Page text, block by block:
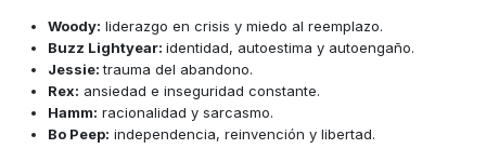
Woody: liderazgo en crisis y miedo al reemplazo.
Buzz Lightyear: identidad, autoestima y autoengaño.
Jessie:trauma del abandono.
Rex: ansiedad e inseguridad constante.
Hamm: racionalidad y sarcasmo.
Bo Peep: independencia, reinvención y libertad.